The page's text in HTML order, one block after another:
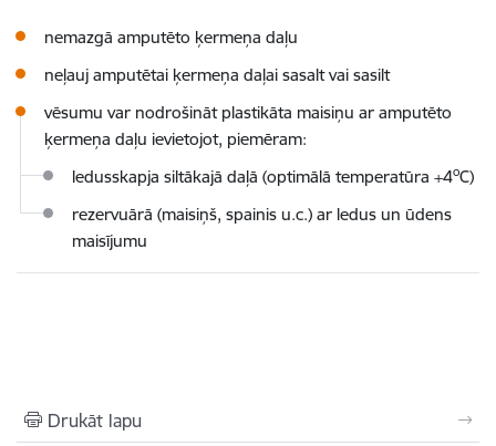
nemazgā amputēto ķermeņa daļu
neļauj amputētai ķermeņa daļai sasalt vai sasilt
vēsumu var nodrošināt plastikāta maisiņu ar amputēto
ķermeņa daļu ievietojot, piemēram:
ledusskapja siltākajā daļā (optimālā temperatūra +4oC)
rezervuārā (maisiņš, spainis u.c.) ar ledus un ūdens
maisījumu
Drukāt lapu